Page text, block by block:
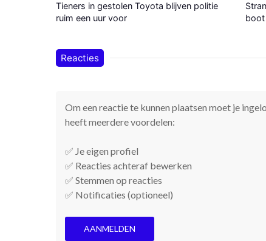
Tieners in gestolen Toyota blijven politie
ruim een uur voor
boot
Reacties
Om een reactie te kunnen plaatsen moet je
heeft meerdere voordelen:
✅ Je eigen profiel
✅ Reacties achteraf bewerken
✅ Stemmen op reacties
✅ Notificaties (optioneel)
AANMELDEN